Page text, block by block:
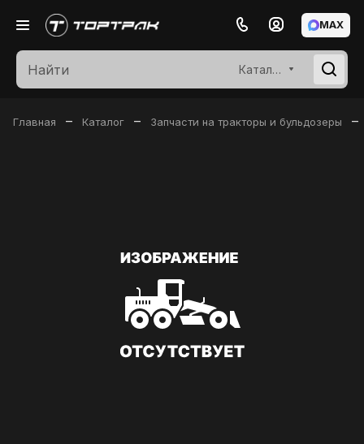
Каталог
MAX
Главная – Каталог – Запчасти на тракторы и бульдозеры –